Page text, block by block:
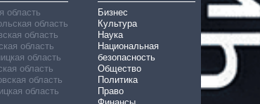
область
область
область
область
область
область
область
область
Бизнес
Культура
Наука
Национальная
безопасность
Общество
Политика
Право